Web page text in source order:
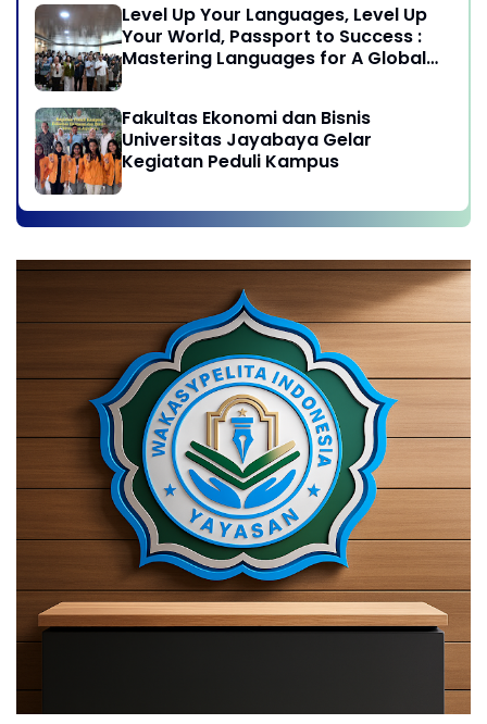
Level Up Your Languages, Level Up
Your World, Passport to Success :
Mastering Languages for A Global
Fakultas Ekonomi dan Bisnis
Universitas Jayabaya Gelar
Kegiatan Peduli Kampus